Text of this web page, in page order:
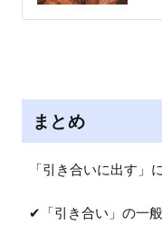
まとめ
「引き合いに出す」
✔︎「引き合い」の一